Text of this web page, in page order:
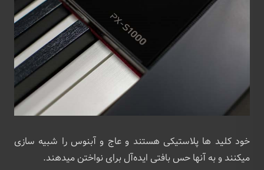
خود کلید ها پلاستیکی هستند و عاج و آبنوس را شبیه سازی
میکنند و به آنها حس بافتی ایده‌آل برای نواختن میدهند.